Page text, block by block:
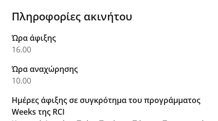
Πληροφορίες ακινήτου
Ώρα άφιξης
16.00
Ώρα αναχώρησης
10.00
Ημέρες άφιξης σε συγκρότημα του προγράμματος
Weeks της RCI